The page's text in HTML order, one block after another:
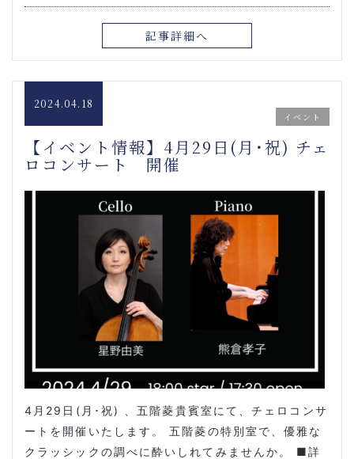
記事詳細へ
2024.04.18
イベント
【イベント情報】4月29日(月･祝) チェ
ロコンサート 開催
4月29日(月･祝) 、五階菱貴賓室にて、チェロコンサ
ートを開催いたします。 五階菱の特別室で、優雅な
クラッシックの調べに酔いしれてみませんか。 ■詳